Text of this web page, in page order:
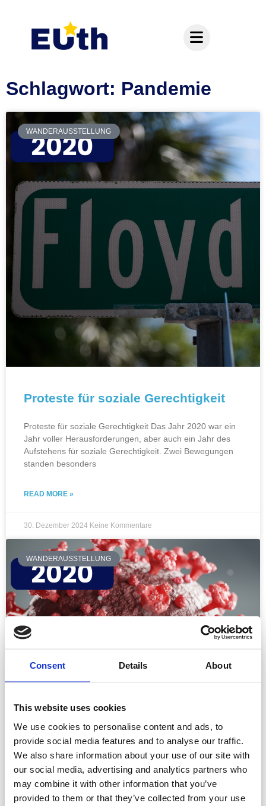
Consent Details About
This website uses cookies
We use cookies to personalise content and ads, to
provide social media features and to analyse our traffic.
We also share information about your use of our site with
our social media, advertising and analytics partners who
may combine it with other information that you’ve
provided to them or that they’ve collected from your use
Schlagwort: Pandemie
WANDERAUSSTELLUNG
Proteste für soziale Gerechtigkeit
Proteste für soziale Gerechtigkeit Das Jahr 2020 war ein
Jahr voller Herausforderungen, aber auch ein Jahr des
Aufstehens für soziale Gerechtigkeit. Zwei Bewegungen
standen besonders
READ MORE »
30. Dezember 2024 Keine Kommentare
WANDERAUSSTELLUNG